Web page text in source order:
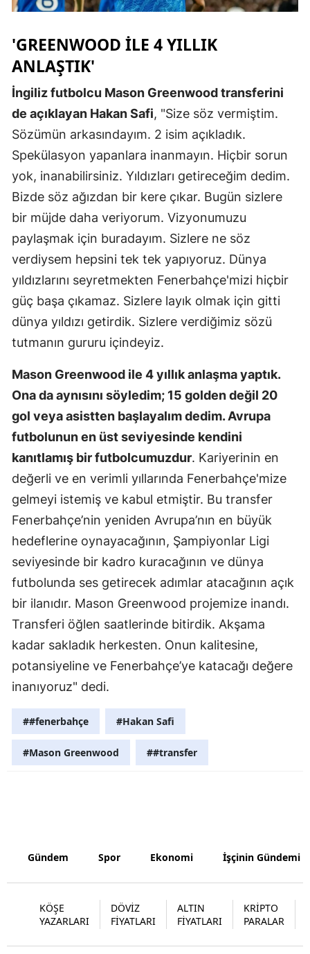
Sakarya
Sinop
Tekirdağ
Şanlıurfa
Uşak
Van
Zonguldak
Aksaray
Karaman
Kırıkkale
Batman
Şırnak
Bartın
Iğdır
Yalova
'GREENWOOD ILE 4 YILLIK
ANLAŞTIK'
İngiliz futbolcu Mason Greenwood transferini
de açıklayan Hakan Safi, "Size söz vermiştim.
Sözümün arkasındayım. 2 isim açıkladık.
Spekülasyon yapanlara inanmayın. Hiçbir sorun
yok, inanabilirsiniz. Yıldızları getireceğim dedim.
Bizde söz ağızdan bir kere çıkar. Bugün sizlere
bir müjde daha veriyorum. Vizyonumuzu
paylaşmak için buradayım. Sizlere ne söz
verdiysem hepsini tek tek yapıyoruz. Dünya
yıldızlarını seyretmekten Fenerbahçe'mizi hiçbir
güç başa çıkamaz. Sizlere layık olmak için gitti
dünya yıldızı getirdik. Sizlere verdiğimiz sözü
tutmanın gururu içindeyiz.
Mason Greenwood ile 4 yıllık anlaşma yaptık.
Ona da aynısını söyledim; 15 golden değil 20
gol veya asistten başlayalım dedim. Avrupa
futbolunun en üst seviyesinde kendini
kanıtlamış bir futbolcumuzdur. Kariyerinin en
değerli ve en verimli yıllarında Fenerbahçe'mize
gelmeyi istemiş ve kabul etmiştir. Bu transfer
Fenerbahçe’nin yeniden Avrupa’nın en büyük
hedeflerine oynayacağının, Şampiyonlar Ligi
seviyesinde bir kadro kuracağının ve dünya
futbolunda ses getirecek adımlar atacağının açık
bir ilanıdır. Mason Greenwood projemize inandı.
Transferi öğlen saatlerinde bitirdik. Akşama
kadar sakladık herkesten. Onun kalitesine,
potansiyeline ve Fenerbahçe’ye katacağı değere
inanıyoruz" dedi.
##fenerbahçe #Hakan Safi
#Mason Greenwood ##transfer
Gündem Spor Ekonomi İşçinin Gündemi
KÖŞE
YAZARLARI
DÖVİZ
FİYATLARI
ALTIN
FİYATLARI
KRİPTO
PARALAR